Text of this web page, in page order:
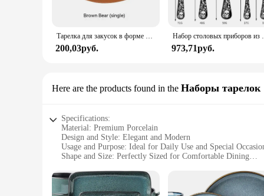
Тарелка для закусок в форме мультяшного медведя, кавайные пластиковые тарелки для фруктов, торта, тарелка для суши, соуса, чашка, тарелка, кухонная посуда, посуда
200,03руб.
Набор столовых приборов из 5
973,71руб.
Here are the products found in the Наборы тарелок
Specifications:
Material: Premium Porcelain
Design and Style: Elegant and Modern
Usage and Purpose: Ideal for Daily Use and Special
Shape and Size: Perfectly Sized for Comfortable Dining
Parts and Accessories: Includes 4 Dinner Plates, 4 Soup
Features: